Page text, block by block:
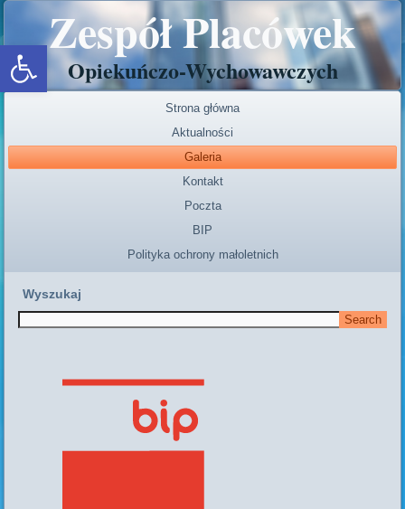
Open toolbarZespół Placówek
Opiekuńczo-Wychowawczych
Strona główna
Aktualności
Galeria
Kontakt
Poczta
BIP
Polityka ochrony małoletnich
Wyszukaj